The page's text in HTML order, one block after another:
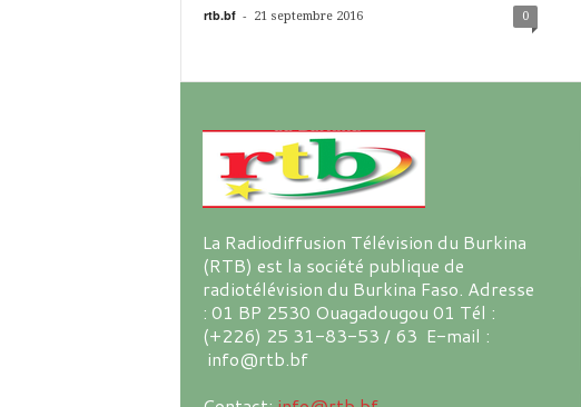
rtb.bf - 21 septembre 2016 0
La Radiodiffusion Télévision du Burkina
(RTB) est la société publique de
radiotélévision du Burkina Faso. Adresse
: 01 BP 2530 Ouagadougou 01 Tél :
(+226) 25 31-83-53 / 63 E-mail :
info@rtb.bf